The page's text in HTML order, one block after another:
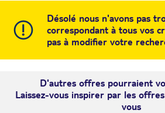
Désolé nous n'avons pas
correspondant à tous vos
pas à modifier votre
D'autres offres pourraient
Laissez-vous inspirer par les
vous